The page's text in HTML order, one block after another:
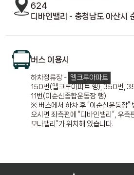
624
디바인밸리 - 충청남도 아산시
버스 이용시
하차정류장 - 엘크루아파트
150번(엘크루아파트 행), 350번,
11번(이순신종합운동장 행)
※ 버스에서 하차 후 “이순신운동장
오시면 좌측편에 “디바인밸리”, 우측
모나밸리”가 위치해 있습니다.